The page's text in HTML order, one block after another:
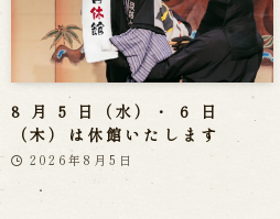
8 月 5 日（水）・ 6 日
（木）は休館いたします
2026年8月5日